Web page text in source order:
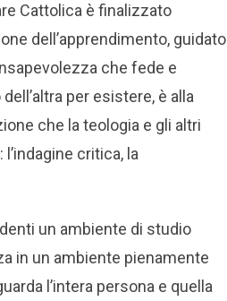
Cattolica è finalizzato
dell’apprendimento, guidato
che fede e
per esistere, è alla
che la teologia e gli altri
critica, la
un ambiente di studio
in un ambiente pienamente
l’intera persona e quella